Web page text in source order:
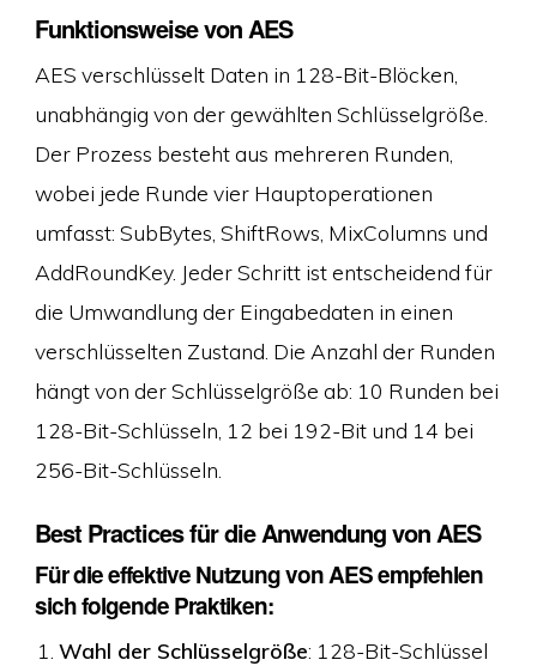
Funktionsweise von AES
AES verschlüsselt Daten in 128-Bit-Blöcken,
unabhängig von der gewählten Schlüsselgröße.
Der Prozess besteht aus mehreren Runden,
wobei jede Runde vier Hauptoperationen
umfasst: SubBytes, ShiftRows, MixColumns und
AddRoundKey. Jeder Schritt ist entscheidend für
die Umwandlung der Eingabedaten in einen
verschlüsselten Zustand. Die Anzahl der Runden
hängt von der Schlüsselgröße ab: 10 Runden bei
128-Bit-Schlüsseln, 12 bei 192-Bit und 14 bei
256-Bit-Schlüsseln.
Best Practices für die Anwendung von AES
Für die effektive Nutzung von AES empfehlen
sich folgende Praktiken:
Wahl der Schlüsselgröße: 128-Bit-Schlüssel